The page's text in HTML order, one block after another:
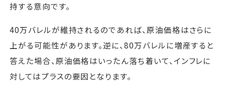
持する意向です。
40万バレルが維持されるのであれば、原油価格はさらに
上がる可能性があります。逆に、80万バレルに増産すると
答えた場合、原油価格はいったん落ち着いて、インフレに
対してはプラスの要因となります。